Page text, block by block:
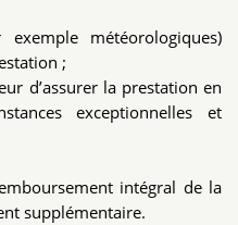
météorologiques)
;
d’assurer la prestation en
exceptionnelles et
intégral de la
supplémentaire.